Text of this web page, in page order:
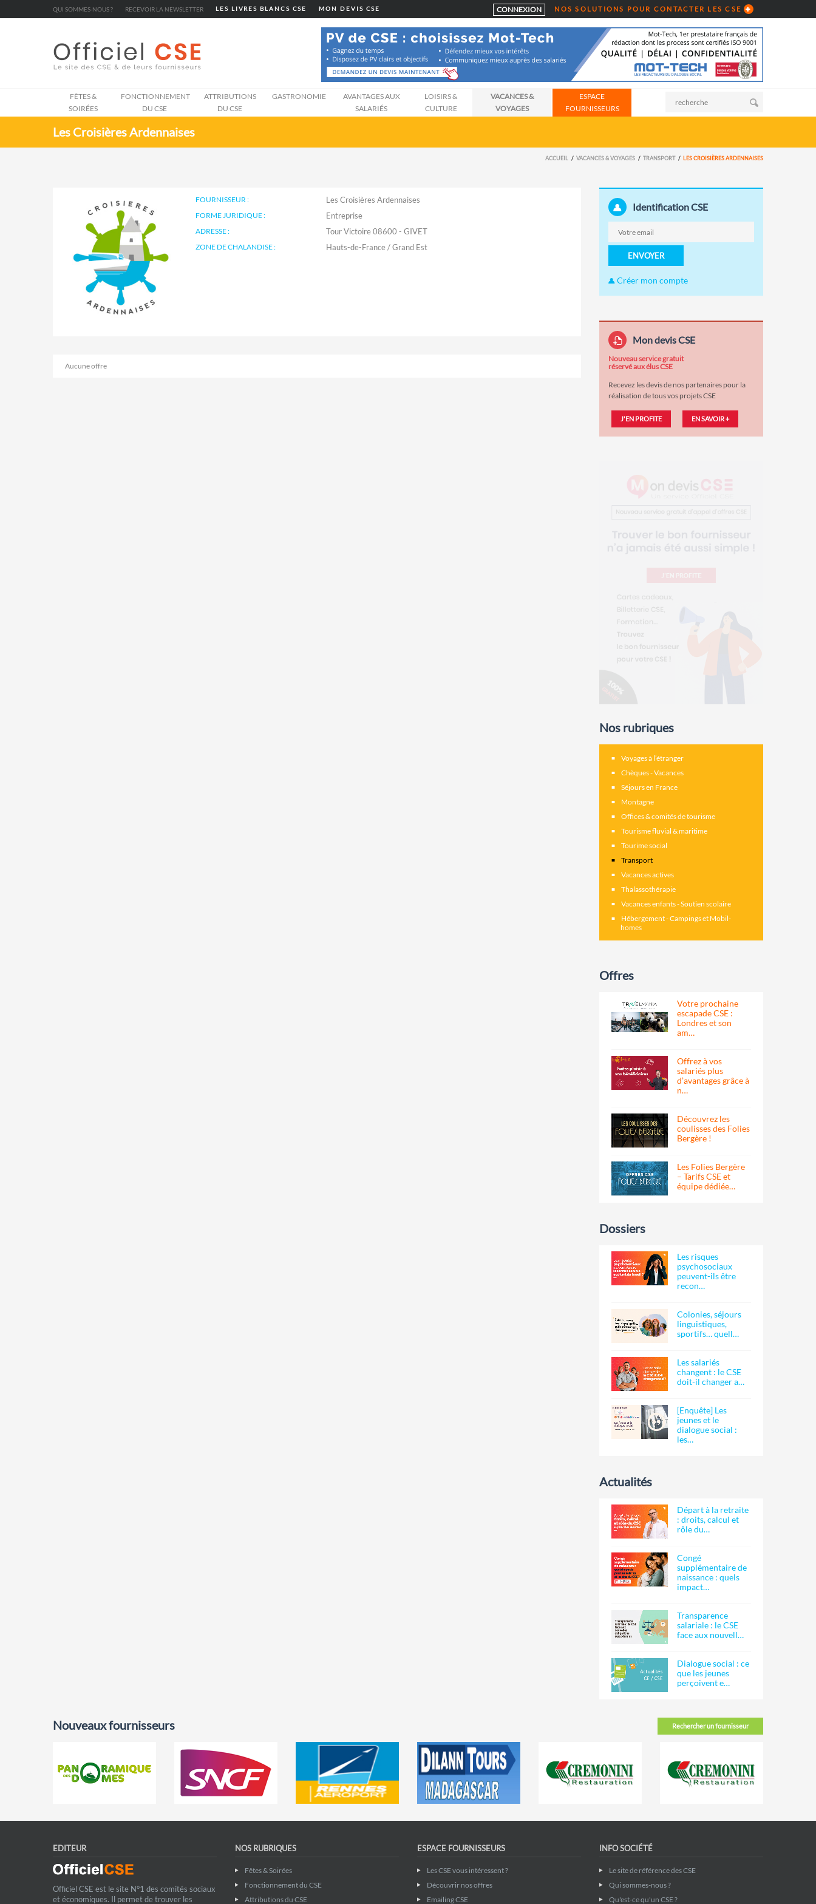
QUI SOMMES-NOUS ? RECEVOIR LA NEWSLETTER LES LIVRES BLANCS CSE MON DEVIS CSE CONNEXION NOS SOLUTIONS POUR CONTACTER LES CSE
FÊTES &
SOIRÉES
FONCTIONNEMENT
DU CSE
ATTRIBUTIONS
DU CSE
GASTRONOMIE
AVANTAGES AUX
SALARIÉS
LOISIRS &
CULTURE
VACANCES &
VOYAGES
ESPACE
FOURNISSEURS
Les Croisières Ardennaises
ACCUEIL VACANCES & VOYAGES TRANSPORT LES CROISIÈRES ARDENNAISES
FOURNISSEUR : Les Croisières Ardennaises
FORME JURIDIQUE : Entreprise
ADRESSE : Tour Victoire 08600 - GIVET
ZONE DE CHALANDISE : Hauts-de-France / Grand Est
Aucune offre
Identification CSE
ENVOYER
Créer mon compte
Mon devis CSE
Nouveau service gratuit
réservé aux élus CSE
Recevez les devis de nos partenaires pour la
réalisation de tous vos projets CSE
J'EN PROFITE EN SAVOIR +
Nos rubriques
Voyages à l’étranger
Chèques - Vacances
Séjours en France
Montagne
Offices & comités de tourisme
Tourisme fluvial & maritime
Tourime social
Transport
Vacances actives
Thalassothérapie
Vacances enfants - Soutien scolaire
Hébergement - Campings et Mobil-
homes
Offres
Votre prochaine
escapade CSE :
Londres et son
am…
Offrez à vos
salariés plus
d’avantages grâce à
n…
Découvrez les
coulisses des Folies
Bergère !
Les Folies Bergère
– Tarifs CSE et
équipe dédiée…
Dossiers
Les risques
psychosociaux
peuvent-ils être
recon…
Colonies, séjours
linguistiques,
sportifs… quell…
Les salariés
changent : le CSE
doit-il changer a…
[Enquête] Les
jeunes et le
dialogue social :
les…
Actualités
Départ à la retraite
: droits, calcul et
rôle du…
Congé
supplémentaire de
naissance : quels
impact…
Transparence
salariale : le CSE
face aux nouvell…
Dialogue social : ce
que les jeunes
perçoivent e…
Rechercher un fournisseur
Nouveaux fournisseurs
EDITEUR
Officiel CSE est le site N°1 des comités sociaux
et économiques. Il permet de trouver les
NOS RUBRIQUES
Fêtes & Soirées
Fonctionnement du CSE
Attributions du CSE
ESPACE FOURNISSEURS
Les CSE vous intéressent ?
Découvrir nos offres
Emailing CSE
INFO SOCIÉTÉ
Le site de référence des CSE
Qui sommes-nous ?
Qu'est-ce qu'un CSE ?
Cookies management panel